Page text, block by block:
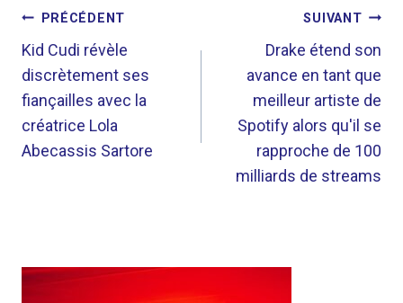
NAVIGATION
DE
L’ARTICLE
PRÉCÉDENT
Kid Cudi révèle
discrètement ses
fiançailles avec la
créatrice Lola
Abecassis Sartore
SUIVANT
Drake étend son
avance en tant que
meilleur artiste de
Spotify alors qu'il se
rapproche de 100
milliards de streams